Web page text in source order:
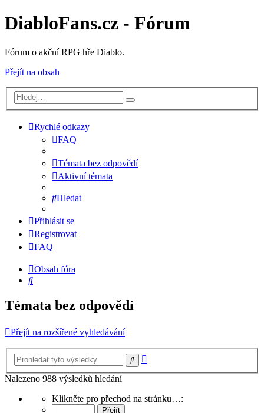
DiabloFans.cz - Fórum
Fórum o akční RPG hře Diablo.
Přejít na obsah
Rychlé odkazy
FAQ
Témata bez odpovědí
Aktivní témata
Hledat
Přihlásit se
Registrovat
FAQ
Obsah fóra
Hledat
Témata bez odpovědí
Přejít na rozšířené vyhledávání
Hledat
Nalezeno 988 výsledků hledání
StránkaKlikněte pro přechod na stránku…: